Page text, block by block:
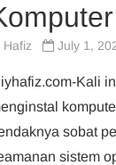
Hafiz July 1,
Kali
sobat
sistem